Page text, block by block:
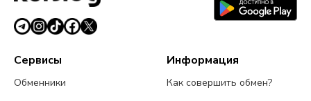
Сервисы
Обменники
Информация
Как совершить обмен?